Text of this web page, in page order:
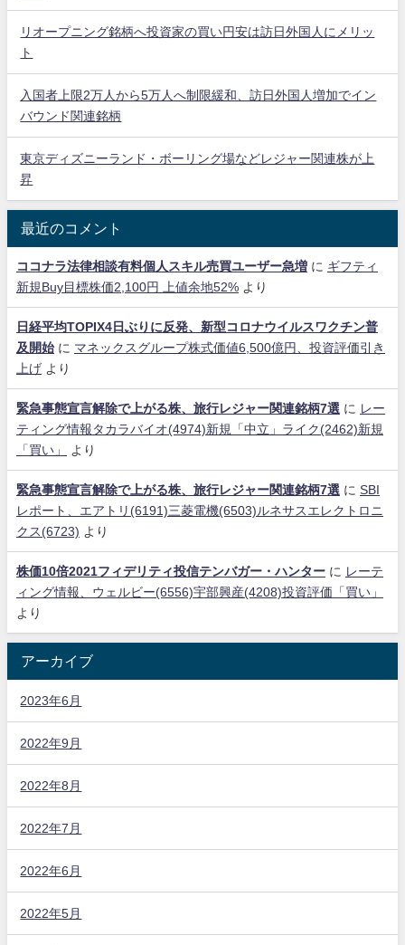
リオープニング銘柄へ投資家の買い円安は訪日外国人にメリッ
ト
入国者上限2万人から5万人へ制限緩和、訪日外国人増加でイン
バウンド関連銘柄
東京ディズニーランド・ボーリング場などレジャー関連株が上
昇
最近のコメント
ココナラ法律相談有料個人スキル売買ユーザー急増 に ギフティ
新規Buy目標株価2,100円 上値余地52% より
日経平均TOPIX4日ぶりに反発、新型コロナウイルスワクチン普
及開始に マネックスグループ株式価値6,500億円、投資評価引き
上げ より
緊急事態宣言解除で上がる株、旅行レジャー関連銘柄7選 に レー
ティング情報タカラバイオ(4974)新規「中立」ライク(2462)新規
「買い」
より
緊急事態宣言解除で上がる株、旅行レジャー関連銘柄7選 に SBI
レポート、エアトリ(6191)三菱電機(6503)ルネサスエレクトロニ
クス(6723) より
株価10倍2021フィデリティ投信テンバガー・ハンター に レーテ
ィング情報、ウェルビー(6556)宇部興産(4208)投資評価「買い」
より
アーカイブ
2023年6月
2022年9月
2022年8月
2022年7月
2022年6月
2022年5月